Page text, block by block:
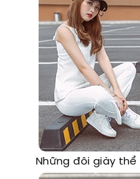
Những đôi giày